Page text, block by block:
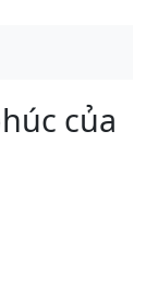
của